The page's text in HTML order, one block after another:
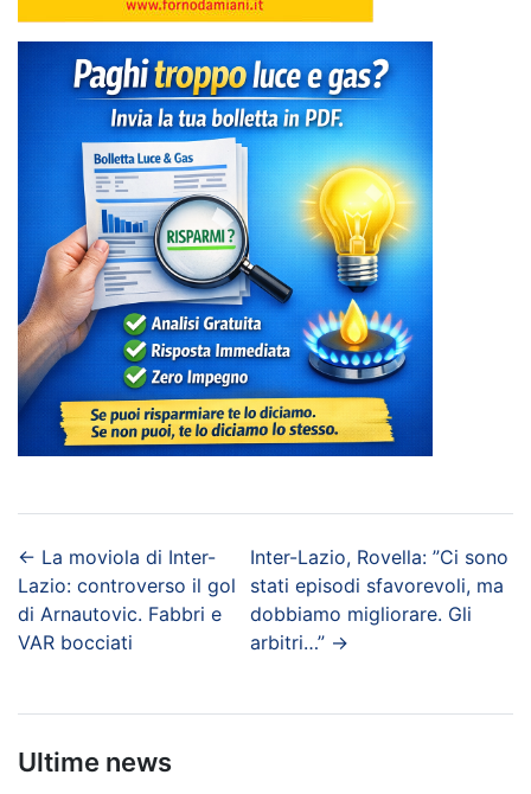
← La moviola di Inter-
Lazio: controverso il gol
di Arnautovic. Fabbri e
VAR bocciati
Inter-Lazio, Rovella: ”Ci sono
stati episodi sfavorevoli, ma
dobbiamo migliorare. Gli
arbitri…”→
Ultime news